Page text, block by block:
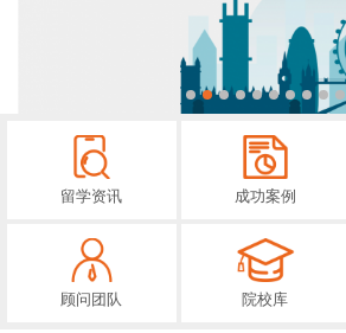
留学资讯 成功案例
顾问团队 院校库